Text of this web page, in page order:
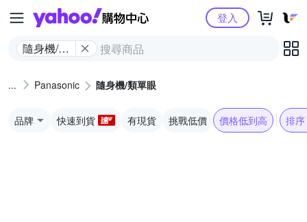
Yahoo購物中心
隨身機/類
登入
Panasonic 隨身機/類單眼
品牌 快速到貨 有現貨 挑戰低價 價格低到高 排序